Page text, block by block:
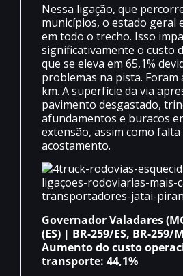
Nessa ligação, que
municípios, o estado geral
em todo o trecho. Isso
significativamente o custo
que se eleva em 65,1%
problemas na pista. Foram
km. A superfície da via
pavimento desgastado,
afundamentos e buracos
extensão, assim como falta
acostamento.
Governador Valadares
(ES) | BR-259/ES, BR-259/
Aumento do custo
transporte: 44,1%